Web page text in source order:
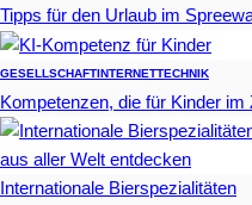
Tipps für den Urlaub im
GESELLSCHAFTINTERNETTECHNIK
Kompetenzen, die für Kinder
Internationale Bierspezialitäten